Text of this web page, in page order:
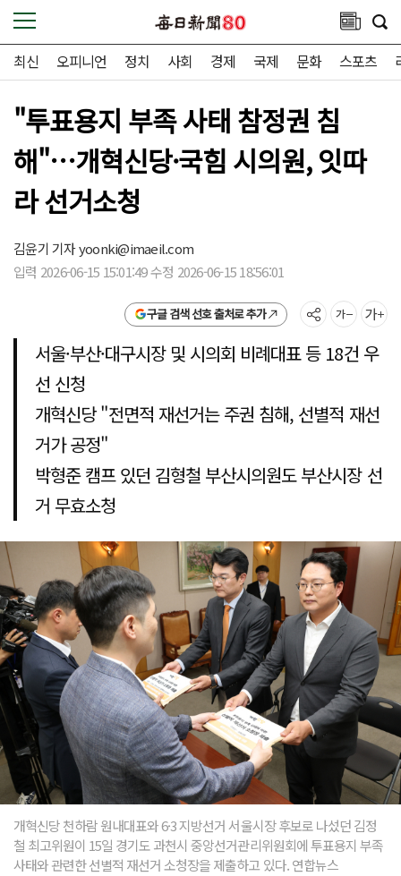
최신 오피니언 정치 사회 경제 국제 문화 스포츠
"투표용지 부족 사태 참정권 침
해"…개혁신당·국힘 시의원, 잇따
라 선거소청
김윤기 기자yoonki@imaeil.com
입력 2026-06-15 15:01:49 수정 2026-06-15 18:56:01
구글 검색 선호 출처로 추가
서울·부산·대구시장 및 시의회 비례대표 등 18건 우
선 신청
개혁신당 "전면적 재선거는 주권 침해, 선별적 재선
거가 공정"
박형준 캠프 있던 김형철 부산시의원도 부산시장 선
거 무효소청
개혁신당 천하람 원내대표와 6·3 지방선거 서울시장 후보로 나섰던 김정
철 최고위원이 15일 경기도 과천시 중앙선거관리위원회에 투표용지 부족
사태와 관련한 선별적 재선거 소청장을 제출하고 있다. 연합뉴스